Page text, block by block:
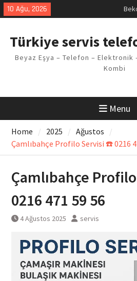
Skip
to
10 Ağu, 2026
Türkiye servis
Beyaz Eşya – Telefon – Elektronik
Kombi
Menu
Home 2025
Ağustos
Çamlıbahçe Profilo Servisi ☎️ 0216
Çamlıbahçe
0216 471 59 56
4 Ağustos 2025 servis